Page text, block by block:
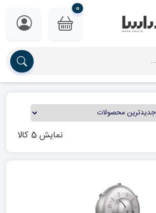
0
نمایش 5 کالا